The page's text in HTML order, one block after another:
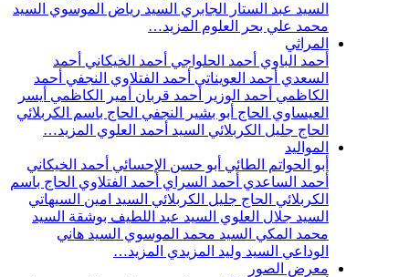
السيد عبد الستار الجابري السيد رياض الموسوي السيد
محمد علي بحر العلوم المزيد…
المراثي
أحمد الباوي أحمد الحلواجي أحمد الخيكاني أحمد
السعدي أحمد العويناتي أحمد الفتلاوي النجفي أحمد
الكاظمي أحمد الوزير أحمد قربان أمير الكاظمي أيسر
العيساوي الحاج أبو بشير النجفي الحاج باسم الكربلائي
الحاج جليل الكربلائي السيد أحمد العلوي المزيد…
المواليد
أبو الحواتم الطائي أبو حسن الإحسائي أحمد الخيكاني
أحمد الساعدي أحمد السراي أحمد الفتلاوي الحاج باسم
الكربلائي الحاج جليل الكربلائي السيد امين السيهاتي
السيد جلال العلوي السيد عبد اللطيف بوشقة السيد
محمد المكي السيد محمد الموسوي السيد هاني
الوداعي السيد وليد المزيدي المزيد…
معرض الصور